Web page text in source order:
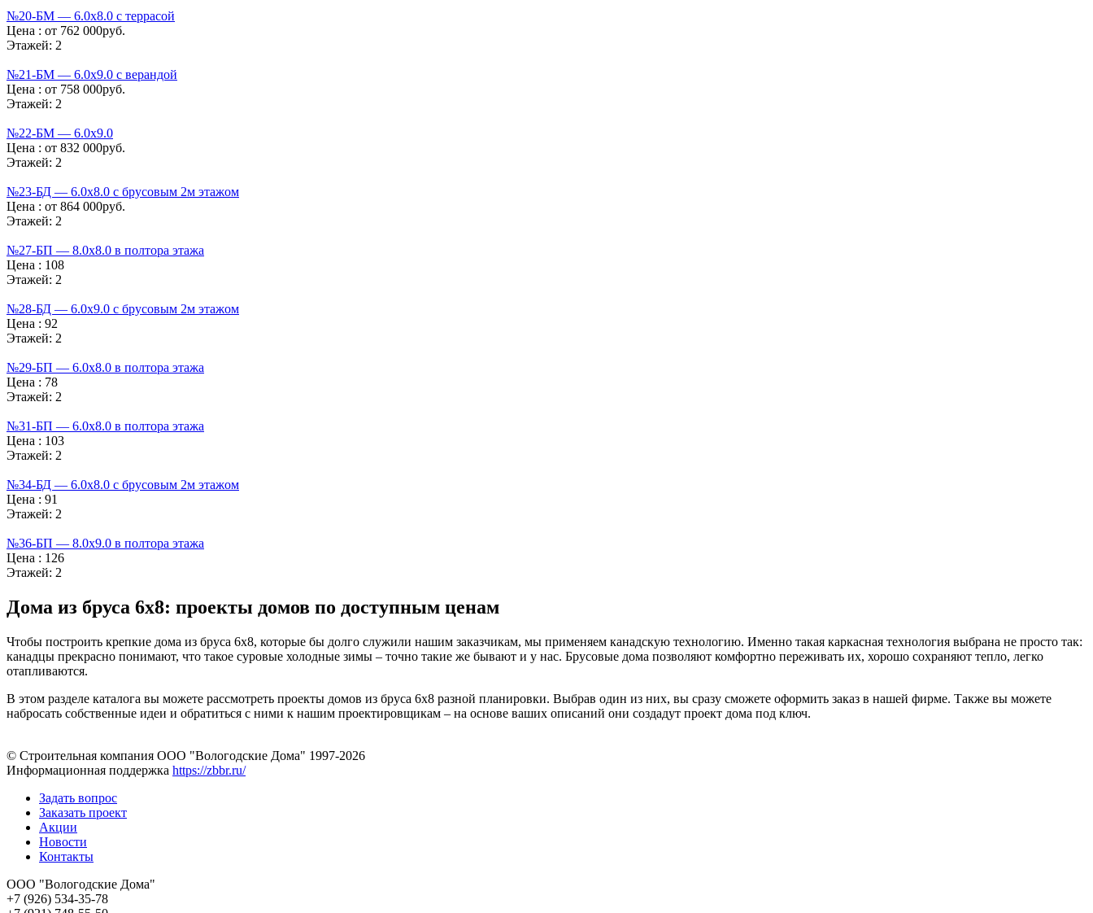
№20-БМ — 6.0х8.0 с террасой
Цена : от 762 000руб.
Этажей: 2
№21-БМ — 6.0х9.0 с верандой
Цена : от 758 000руб.
Этажей: 2
№22-БМ — 6.0х9.0
Цена : от 832 000руб.
Этажей: 2
№23-БД — 6.0х8.0 с брусовым 2м этажом
Цена : от 864 000руб.
Этажей: 2
№27-БП — 8.0х8.0 в полтора этажа
Цена : 108
Этажей: 2
№28-БД — 6.0х9.0 с брусовым 2м этажом
Цена : 92
Этажей: 2
№29-БП — 6.0х8.0 в полтора этажа
Цена : 78
Этажей: 2
№31-БП — 6.0х8.0 в полтора этажа
Цена : 103
Этажей: 2
№34-БД — 6.0х8.0 с брусовым 2м этажом
Цена : 91
Этажей: 2
№36-БП — 8.0х9.0 в полтора этажа
Цена : 126
Этажей: 2
Дома из бруса 6х8: проекты домов по доступным ценам
Чтобы построить крепкие дома из бруса 6х8, которые бы долго служили нашим заказчикам, мы применяем канадскую технологию. Именно такая каркасная технология выбрана не просто так:
канадцы прекрасно понимают, что такое суровые холодные зимы – точно такие же бывают и у нас. Брусовые дома позволяют комфортно переживать их, хорошо сохраняют тепло, легко
отапливаются.
В этом разделе каталога вы можете рассмотреть проекты домов из бруса 6х8 разной планировки. Выбрав один из них, вы сразу сможете оформить заказ в нашей фирме. Также вы можете
набросать собственные идеи и обратиться с ними к нашим проектировщикам – на основе ваших описаний они создадут проект дома под ключ.
© Строительная компания ООО "Вологодские Дома" 1997-2026
Информационная поддержка https://zbbr.ru/
Задать вопрос
Заказать проект
Акции
Новости
Контакты
ООО "Вологодские Дома"
+7 (926) 534-35-78